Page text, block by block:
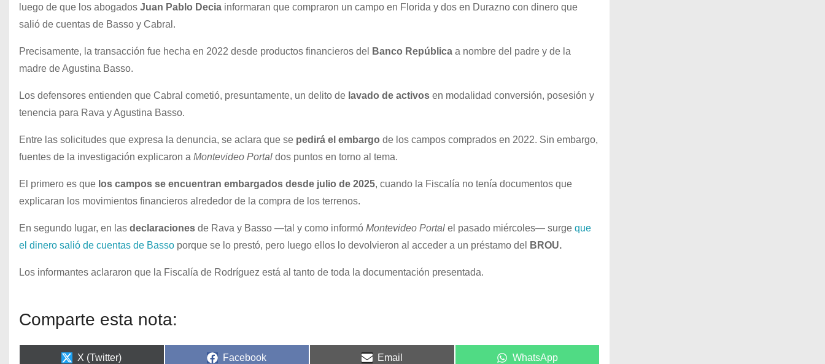
luego de que los abogados Juan Pablo Decia informaran que compraron un campo en Florida y dos en Durazno con dinero que
salió de cuentas de Basso y Cabral.
Precisamente, la transacción fue hecha en 2022 desde productos financieros del Banco República a nombre del padre y de la
madre de Agustina Basso.
Los defensores entienden que Cabral cometió, presuntamente, un delito de lavado de activos en modalidad conversión, posesión y
tenencia para Rava y Agustina Basso.
Entre las solicitudes que expresa la denuncia, se aclara que se pedirá el embargo de los campos comprados en 2022. Sin embargo,
fuentes de la investigación explicaron a Montevideo Portal dos puntos en torno al tema.
El primero es que los campos se encuentran embargados desde julio de 2025, cuando la Fiscalía no tenía documentos que
explicaran los movimientos financieros alrededor de la compra de los terrenos.
En segundo lugar, en las declaraciones de Rava y Basso —tal y como informó Montevideo Portal el pasado miércoles— surge que
el dinero salió de cuentas de Basso porque se lo prestó, pero luego ellos lo devolvieron al acceder a un préstamo del BROU.
Los informantes aclararon que la Fiscalía de Rodríguez está al tanto de toda la documentación presentada.
Comparte esta nota:
X (Twitter) Facebook Email WhatsApp